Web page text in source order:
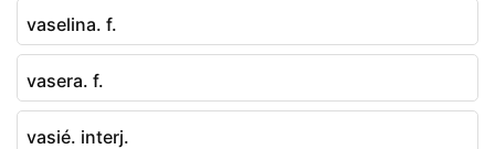
vaselina. f.
vasera. f.
vasié. interj.